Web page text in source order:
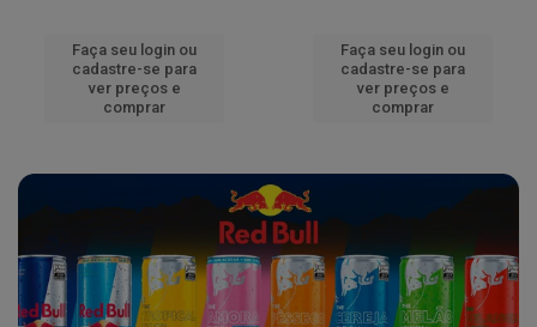
Faça seu login ou
cadastre-se para
ver preços e
comprar
Faça seu login ou
cadastre-se para
ver preços e
comprar